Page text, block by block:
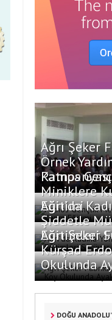
Ağrı Şeker
Örnek
Kampanyası
Patnos
Miniklere
Eğitimi
Ağrı’da
Şiddetle
Eğitimleri
Ağrı Şeker
Kürşad
Okulunda
DOĞU